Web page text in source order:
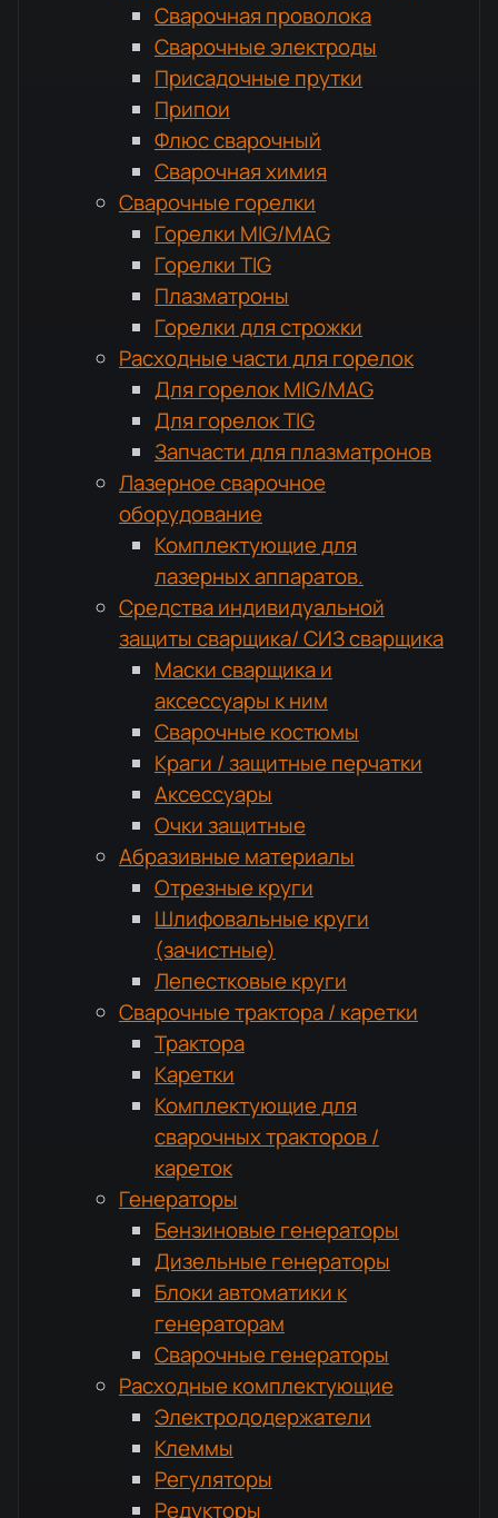
Сварочная проволока
Сварочные электроды
Присадочные прутки
Припои
Флюс сварочный
Сварочная химия
Сварочные горелки
Горелки MIG/MAG
Горелки TIG
Плазматроны
Горелки для строжки
Расходные части для горелок
Для горелок MIG/MAG
Для горелок TIG
Запчасти для плазматронов
Лазерное сварочное
оборудование
Комплектующие для
лазерных аппаратов.
Средства индивидуальной
защиты сварщика/ СИЗ сварщика
Маски сварщика и
аксессуары к ним
Сварочные костюмы
Краги / защитные перчатки
Аксессуары
Очки защитные
Абразивные материалы
Отрезные круги
Шлифовальные круги
(зачистные)
Лепестковые круги
Сварочные трактора / каретки
Трактора
Каретки
Комплектующие для
сварочных тракторов /
кареток
Генераторы
Бензиновые генераторы
Дизельные генераторы
Блоки автоматики к
генераторам
Сварочные генераторы
Расходные комплектующие
Электрододержатели
Клеммы
Регуляторы
Редукторы